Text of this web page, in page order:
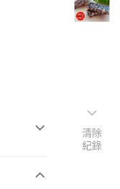
清除
紀錄